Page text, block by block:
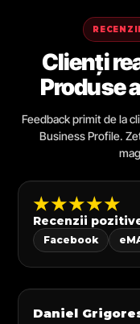
Clienți
Produse
Feedback primit de la
Business Profile.
★★★★★
Recenzii
Facebook
Daniel